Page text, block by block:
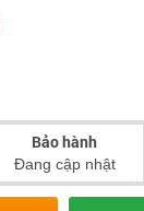
Bảo hành
Đang cập nhật